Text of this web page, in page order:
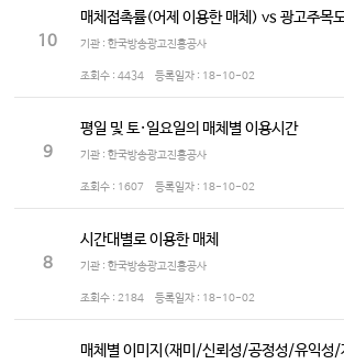
10 기관 : 한국방송광고진흥공사
조회수 : 4434 등록일자 : 18-10-02
9
평일 및 토·일요일의 매체별 이용시간
기관 : 한국방송광고진흥공사
조회수 : 1607 등록일자 : 18-10-02
8
시간대별로 이용한 매체
기관 : 한국방송광고진흥공사
조회수 : 2184 등록일자 : 18-10-02
매체별 이미지(재미/신뢰성/공정성/유익성/